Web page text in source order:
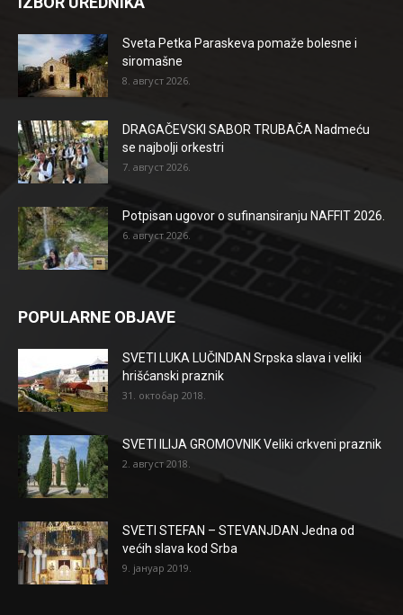
Sveta Petka Paraskeva pomaže bolesne i
siromašne
8. август 2026.
DRAGAČEVSKI SABOR TRUBAČA Nadmeću
se najbolji orkestri
7. август 2026.
Potpisan ugovor o sufinansiranju NAFFIT 2026.
6. август 2026.
POPULARNE OBJAVE
SVETI LUKA LUČINDAN Srpska slava i veliki
hrišćanski praznik
31. октобар 2018.
SVETI ILIJA GROMOVNIK Veliki crkveni praznik
2. август 2018.
SVETI STEFAN – STEVANJDAN Jedna od
većih slava kod Srba
9. јануар 2019.